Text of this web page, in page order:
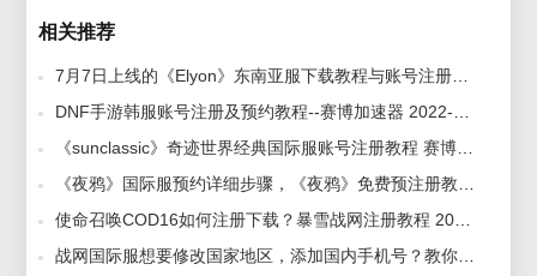
相关推荐
7月7日上线的《Elyon》东南亚服下载教程与账号注册方法-赛博加速器 2022-07-05
DNF手游韩服账号注册及预约教程--赛博加速器 2022-03-22
《sunclassic》奇迹世界经典国际服账号注册教程 赛博加速器 2022-02-25
《夜鸦》国际服预约详细步骤，《夜鸦》免费预注册教程 2024-01-16
使命召唤COD16如何注册下载？暴雪战网注册教程 2020-03-12
战网国际服想要修改国家地区，添加国内手机号？教你如何添加 2023-06-01